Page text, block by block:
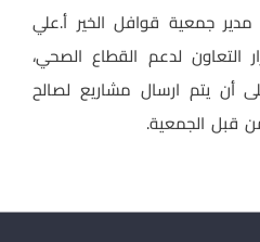
جمعية قوافل الخير أ.علي
التعاون لدعم القطاع الصحي،
أن يتم ارسال مشاريع لصالح
قبل الجمعية.